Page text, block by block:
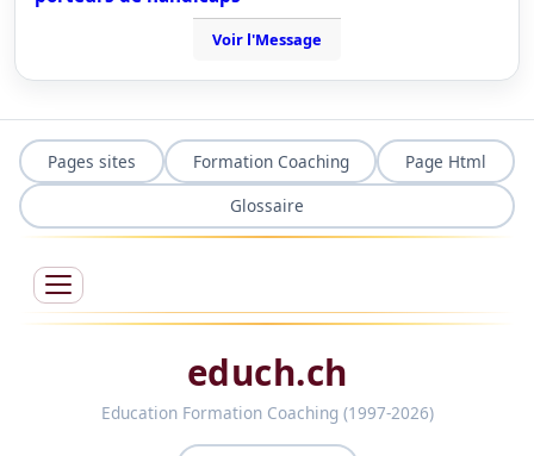
Voir l'Message
Pages sites Formation Coaching
Page Html
Glossaire
educh.ch
Education Formation Coaching (1997-2026)